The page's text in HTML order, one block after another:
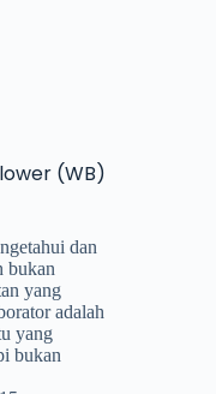
(WB)
dan
bukan
yang
adalah
yang
bukan